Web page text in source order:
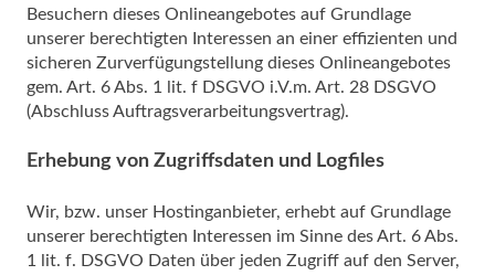
Besuchern dieses Onlineangebotes auf Grundlage
unserer berechtigten Interessen an einer effizienten und
sicheren Zurverfügungstellung dieses Onlineangebotes
gem. Art. 6 Abs. 1 lit. f DSGVO i.V.m. Art. 28 DSGVO
(Abschluss Auftragsverarbeitungsvertrag).
Erhebung von Zugriffsdaten und Logfiles
Wir, bzw. unser Hostinganbieter, erhebt auf Grundlage
unserer berechtigten Interessen im Sinne des Art. 6 Abs.
1 lit. f. DSGVO Daten über jeden Zugriff auf den Server,